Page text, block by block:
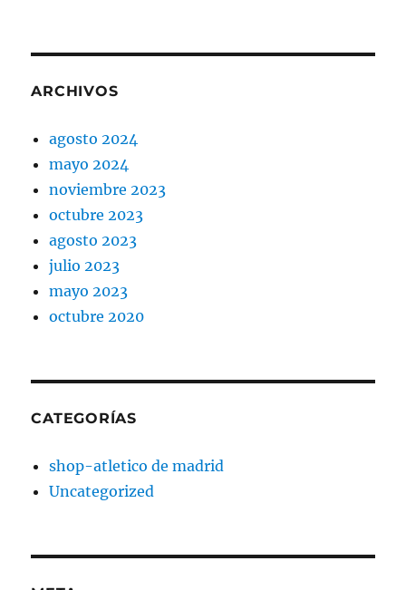
ARCHIVOS
agosto 2024
mayo 2024
noviembre 2023
octubre 2023
agosto 2023
julio 2023
mayo 2023
octubre 2020
CATEGORÍAS
shop-atletico de madrid
Uncategorized